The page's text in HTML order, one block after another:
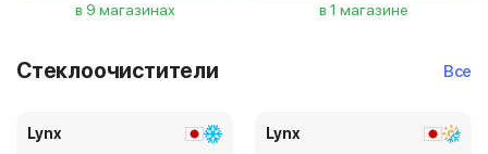
в 9 магазинах
в 1 магазине
Стеклоочистители Все
Lynx Lynx